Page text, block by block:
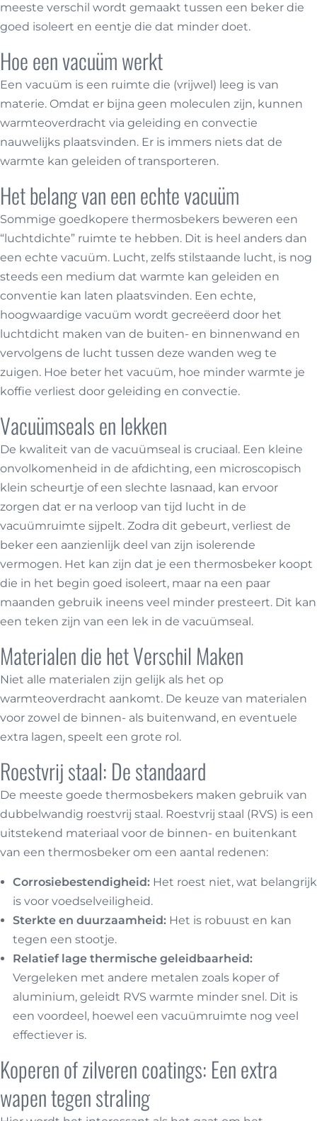
meeste verschil wordt gemaakt tussen een beker die
goed isoleert en eentje die dat minder doet.
Hoe een vacuüm werkt
Een vacuüm is een ruimte die (vrijwel) leeg is van
materie. Omdat er bijna geen moleculen zijn, kunnen
warmteoverdracht via geleiding en convectie
nauwelijks plaatsvinden. Er is immers niets dat de
warmte kan geleiden of transporteren.
Het belang van een echte vacuüm
Sommige goedkopere thermosbekers beweren een
“luchtdichte” ruimte te hebben. Dit is heel anders dan
een echte vacuüm. Lucht, zelfs stilstaande lucht, is nog
steeds een medium dat warmte kan geleiden en
conventie kan laten plaatsvinden. Een echte,
hoogwaardige vacuüm wordt gecreëerd door het
luchtdicht maken van de buiten- en binnenwand en
vervolgens de lucht tussen deze wanden weg te
zuigen. Hoe beter het vacuüm, hoe minder warmte je
koffie verliest door geleiding en convectie.
Vacuümseals en lekken
De kwaliteit van de vacuümseal is cruciaal. Een kleine
onvolkomenheid in de afdichting, een microscopisch
klein scheurtje of een slechte lasnaad, kan ervoor
zorgen dat er na verloop van tijd lucht in de
vacuümruimte sijpelt. Zodra dit gebeurt, verliest de
beker een aanzienlijk deel van zijn isolerende
vermogen. Het kan zijn dat je een thermosbeker koopt
die in het begin goed isoleert, maar na een paar
maanden gebruik ineens veel minder presteert. Dit kan
een teken zijn van een lek in de vacuümseal.
Materialen die het Verschil Maken
Niet alle materialen zijn gelijk als het op
warmteoverdracht aankomt. De keuze van materialen
voor zowel de binnen- als buitenwand, en eventuele
extra lagen, speelt een grote rol.
Roestvrij staal: De standaard
De meeste goede thermosbekers maken gebruik van
dubbelwandig roestvrij staal. Roestvrij staal (RVS) is een
uitstekend materiaal voor de binnen- en buitenkant
van een thermosbeker om een aantal redenen:
Corrosiebestendigheid: Het roest niet, wat belangrijk
is voor voedselveiligheid.
Sterkte en duurzaamheid: Het is robuust en kan
tegen een stootje.
Relatief lage thermische geleidbaarheid:
Vergeleken met andere metalen zoals koper of
aluminium, geleidt RVS warmte minder snel. Dit is
een voordeel, hoewel een vacuümruimte nog veel
effectiever is.
Koperen of zilveren coatings: Een extra
wapen tegen straling